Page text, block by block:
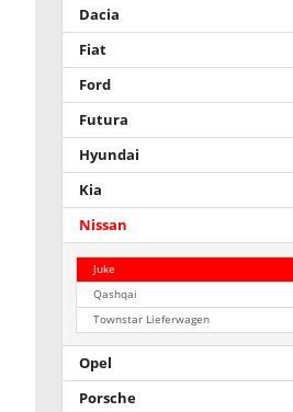
Dacia
Fiat
Ford
Futura
Hyundai
Kia
Nissan
Juke
Qashqai
Townstar Lieferwagen
Opel
Porsche